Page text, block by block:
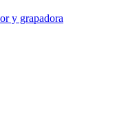
y grapadora